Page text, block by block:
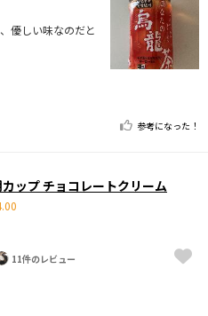
優しい味なのだと
参考になった！
ップ チョコレートクリーム
11件のレビュー